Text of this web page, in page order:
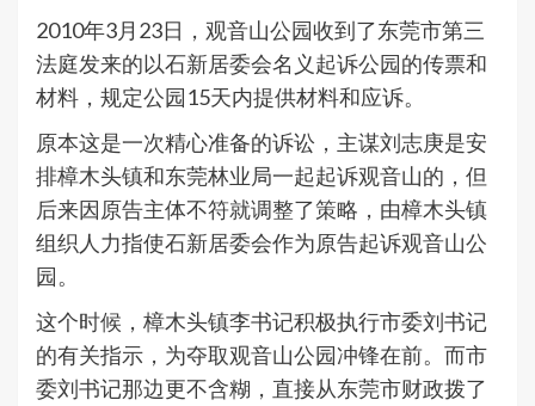
2010年3月23日，观音山公园收到了东莞市第三
法庭发来的以石新居委会名义起诉公园的传票和
材料，规定公园15天内提供材料和应诉。
原本这是一次精心准备的诉讼，主谋刘志庚是安
排樟木头镇和东莞林业局一起起诉观音山的，但
后来因原告主体不符就调整了策略，由樟木头镇
组织人力指使石新居委会作为原告起诉观音山公
园。
这个时候，樟木头镇李书记积极执行市委刘书记
的有关指示，为夺取观音山公园冲锋在前。而市
委刘书记那边更不含糊，直接从东莞市财政拨了